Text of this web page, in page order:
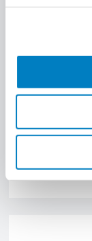
Utbildningen
i analys,